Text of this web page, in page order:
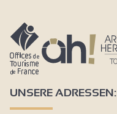
UNSERE ADRESSEN: